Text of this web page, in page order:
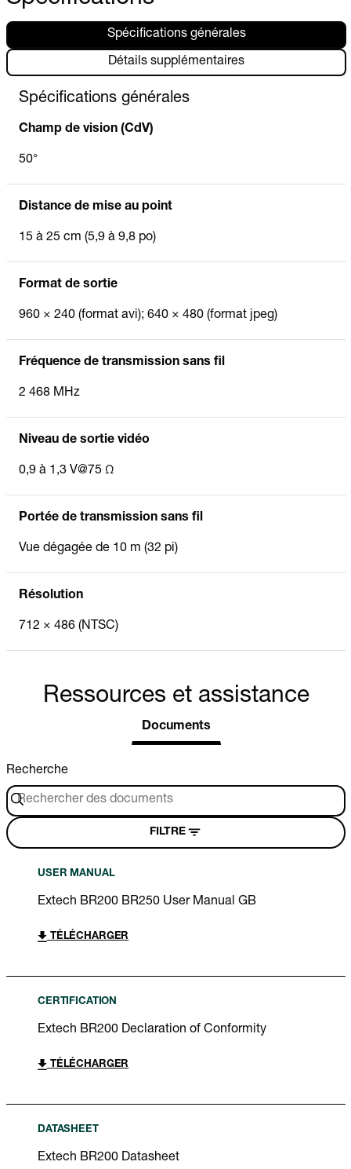
Spécifications générales
Détails supplémentaires
Spécifications générales
Champ de vision (CdV)
50°
Distance de mise au point
15 à 25 cm (5,9 à 9,8 po)
Format de sortie
960 × 240 (format avi); 640 × 480 (format jpeg)
Fréquence de transmission sans fil
2 468 MHz
Niveau de sortie vidéo
0,9 à 1,3 V@75 Ω
Portée de transmission sans fil
Vue dégagée de 10 m (32 pi)
Résolution
712 × 486 (NTSC)
Ressources et assistance
Documents
Recherche
FILTRE
USER MANUAL
Extech BR200 BR250 User Manual GB
TÉLÉCHARGER
CERTIFICATION
Extech BR200 Declaration of Conformity
TÉLÉCHARGER
DATASHEET
Extech BR200 Datasheet